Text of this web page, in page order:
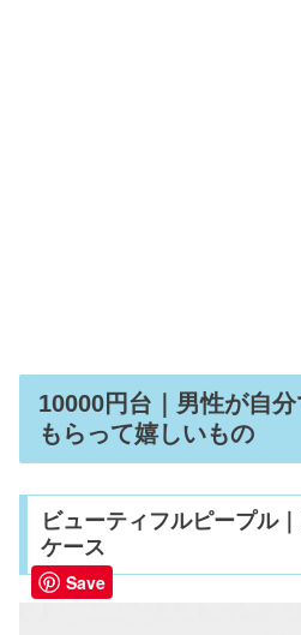
10000円台｜男性が自
もらって嬉しいもの
ビューティフルピープル
ケース
Save